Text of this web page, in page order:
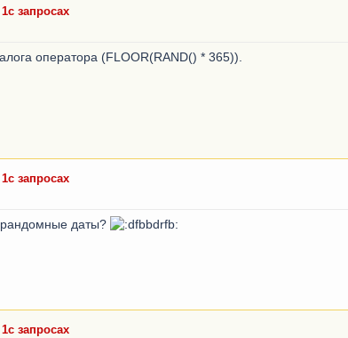
запросах
оператора (FLOOR(RAND() * 365)).
запросах
рандомные даты?
запросах